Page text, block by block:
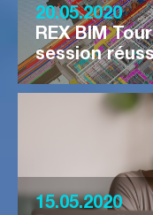
20.05.2020
REX BIM
session
15.05.2020